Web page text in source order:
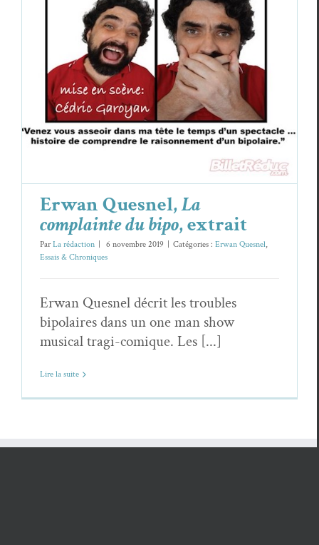
extrait
Erwan Quesnel Essais & Chroniques
Erwan Quesnel,La
complainte du bipo, extrait
ParLa rédaction 6 novembre 2019 Catégories : Erwan Quesnel,
Essais & Chroniques
Erwan Quesnel décrit les troubles
bipolaires dans un one man show
musical tragi-comique. Les [...]
Lire la suite